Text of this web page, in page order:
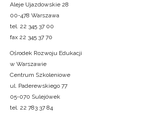
Aleje Ujazdowskie 28
00-478 Warszawa
tel. 22 345 37 00
fax 22 345 37 70
Ośrodek Rozwoju Edukacji
w Warszawie
Centrum Szkoleniowe
ul. Paderewskiego 77
05-070 Sulejówek
tel. 22 783 37 84